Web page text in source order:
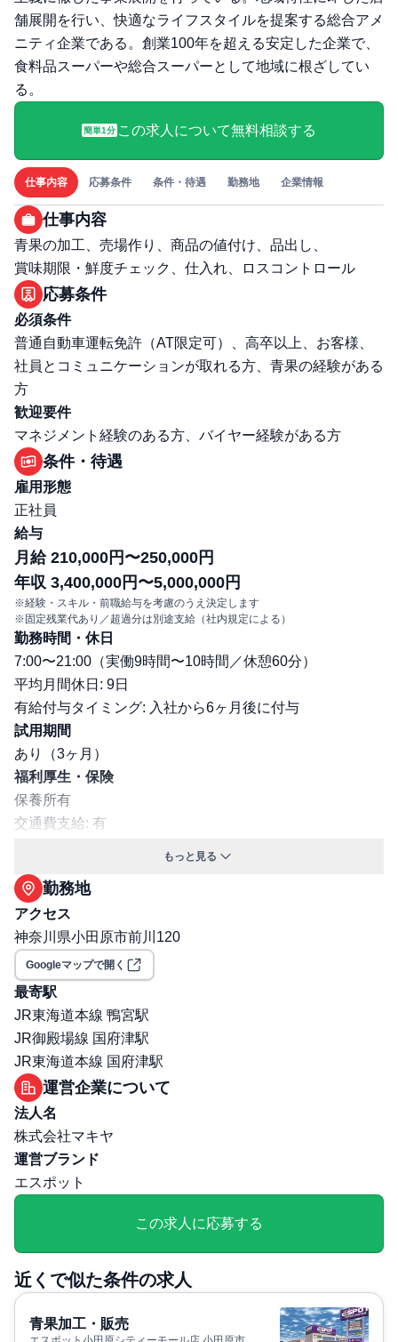
舗展開を行い、快適なライフスタイルを提案する総合アメ
ニティ企業である。創業100年を超える安定した企業で、
食料品スーパーや総合スーパーとして地域に根ざしてい
る。
簡単1分 この求人について無料相談する
仕事内容 応募条件 条件・待遇 勤務地 企業情報
仕事内容
青果の加工、売場作り、商品の値付け、品出し、
賞味期限・鮮度チェック、仕入れ、ロスコントロール
応募条件
必須条件
普通自動車運転免許（AT限定可）、高卒以上、お客様、
社員とコミュニケーションが取れる方、青果の経験がある
方
歓迎要件
マネジメント経験のある方、バイヤー経験がある方
条件・待遇
雇用形態
正社員
給与
月給 210,000円〜250,000円
年収 3,400,000円〜5,000,000円
※経験・スキル・前職給与を考慮のうえ決定します
※固定残業代あり／超過分は別途支給（社内規定による）
勤務時間・休日
7:00〜21:00（実働9時間〜10時間／休憩60分）
平均月間休日: 9日
有給付与タイミング: 入社から6ヶ月後に付与
試用期間
あり（3ヶ月）
福利厚生・保険
保養所有
交通費支給: 有
災保険）
職場環境・ルール
受動喫煙対策（喫煙ルール）: 有
選考プロセス
面接回数: 2回
選考プロセス詳細: 1次：面接・筆記試験（対面）/人事担
当者+現場責任者 2次：面接（対面）/役員 ・面接場
所： マキヤ本部（富士市大渕）にて実施 ・技術試験：
なし ・筆記試験：あり（適正検査、性格診断）
その他
退職・定年に関する補足: ・定年制：有（62歳まで、その
後65歳まで再雇用あり）
通勤・住居に関する補足: ・通勤手当：規定内支給（片道
２km未満は対象外）・駐車場無料
もっと見る
勤務地
アクセス
神奈川県小田原市前川120
Googleマップで開く
最寄駅
JR東海道本線 鴨宮駅
JR御殿場線 国府津駅
JR東海道本線 国府津駅
運営企業について
法人名
株式会社マキヤ
運営ブランド
エスポット
この求人に応募する
近くで似た条件の求人
青果加工・販売